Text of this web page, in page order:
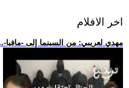
اخر الافلام
.. مهدي لعريبي: من السينما إلى -